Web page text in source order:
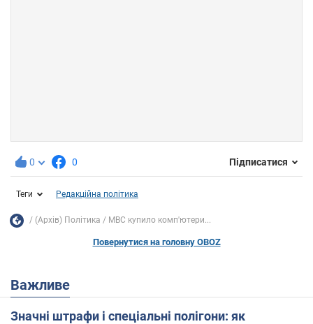
0 0 Підписатися
Теги Редакційна політика
(Архів) Політика МВС купило комп'ютери...
Повернутися на головну OBOZ
Важливе
Значні штрафи і спеціальні полігони: як